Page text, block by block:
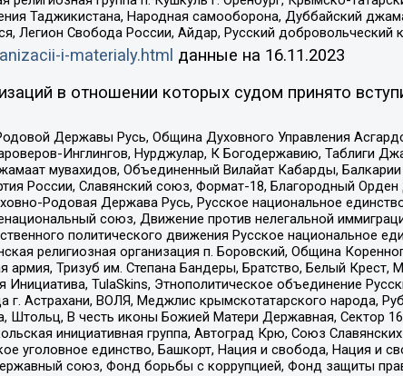
Таджикистана, Народная самооборона, Дуббайский
Легион Свобода России, Айдар, Русский добровольческий
i-materialy.html данные на 16.11.2023
в отношении которых судом принято
Державы Русь, Община Духовного Управления
Инглингов, Нурджулар, К Богодержавию, Таблиги
мувахидов, Объединенный Вилайат Кабарды,
России, Славянский союз, Формат-18, Благородный
Родовая Держава Русь, Русское национальное
союз, Движение против нелегальной
политического движения Русское национальное
религиозная организация п. Боровский, Община
Тризуб им. Степана Бандеры, Братство, Белый Крест,
TulaSkins, Этнополитическое объединение
Астрахани, ВОЛЯ, Меджлис крымскотатарского народа,
Штольц, В честь иконы Божией Матери Державная, Сектор
инициативная группа, Автоград Крю, Союз
уголовное единство, Башкорт, Нация и свобода, Нация и
союз, Фонд борьбы с коррупцией, Фонд защиты